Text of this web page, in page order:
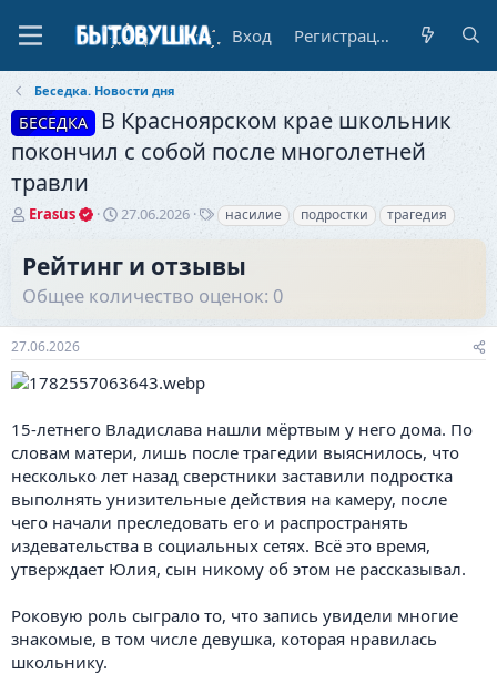
Вход Регистрация
Беседка. Новости дня
БЕСЕДКА
В Красноярском крае школьник
покончил с собой после многолетней
травли
А
о
р
е
м
ы
Erasus
Д
н
ч
а
27.06.2026
Т
и
насилие подростки трагедия
Рейтинг и отзывы
Общее количество оценок: 0
27.06.2026
15-летнего Владислава нашли мёртвым у него дома. По
словам матери, лишь после трагедии выяснилось, что
несколько лет назад сверстники заставили подростка
выполнять унизительные действия на камеру, после
чего начали преследовать его и распространять
издевательства в социальных сетях. Всё это время,
утверждает Юлия, сын никому об этом не рассказывал.
Роковую роль сыграло то, что запись увидели многие
знакомые, в том числе девушка, которая нравилась
школьнику.